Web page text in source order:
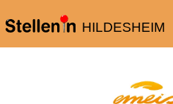
HILDESHEIM